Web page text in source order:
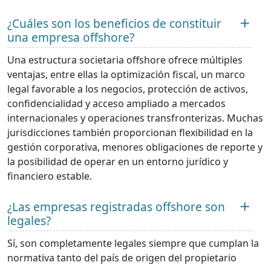
¿Cuáles son los beneficios de constituir
una empresa offshore?
Una estructura societaria offshore ofrece múltiples
ventajas, entre ellas la optimización fiscal, un marco
legal favorable a los negocios, protección de activos,
confidencialidad y acceso ampliado a mercados
internacionales y operaciones transfronterizas. Muchas
jurisdicciones también proporcionan flexibilidad en la
gestión corporativa, menores obligaciones de reporte y
la posibilidad de operar en un entorno jurídico y
financiero estable.
¿Las empresas registradas offshore son
legales?
Sí, son completamente legales siempre que cumplan la
normativa tanto del país de origen del propietario